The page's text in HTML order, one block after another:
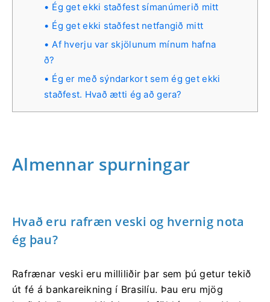
Ég get ekki staðfest símanúmerið mitt
Ég get ekki staðfest netfangið mitt
Af hverju var skjölunum mínum hafna
ð?
Ég er með sýndarkort sem ég get ekki
staðfest. Hvað ætti ég að gera?
Almennar spurningar
Hvað eru rafræn veski og hvernig nota
ég þau?
Rafrænar veski eru milliliðir þar sem þú getur tekið
út fé á bankareikning í Brasilíu. Þau eru mjög